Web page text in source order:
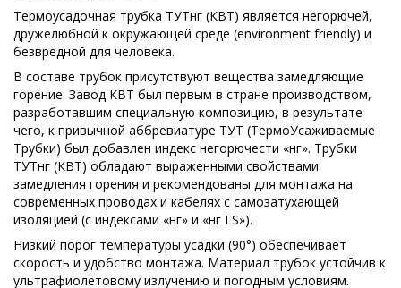
Термоусадочная трубка ТУТнг (КВТ) является негорючей,
дружелюбной к окружающей среде (environment friendly) и
безвредной для человека.
В составе трубок присутствуют вещества замедляющие
горение. Завод КВТ был первым в стране производством,
разработавшим специальную композицию, в результате
чего, к привычной аббревиатуре ТУТ (ТермоУсаживаемые
Трубки) был добавлен индекс негорючести «нг». Трубки
ТУТнг (КВТ) обладают выраженными свойствами
замедления горения и рекомендованы для монтажа на
современных проводах и кабелях с самозатухающей
изоляцией (с индексами «нг» и «нг LS»).
Низкий порог температуры усадки (90°) обеспечивает
скорость и удобство монтажа. Материал трубок устойчив к
ультрафиолетовому излучению и погодным условиям.